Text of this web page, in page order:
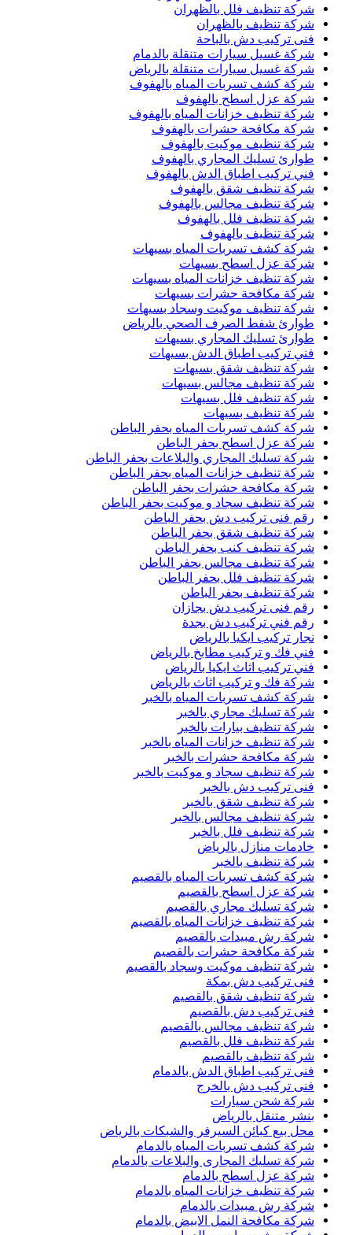
شركة تنظيف فلل بالظهران
شركة تنظيف بالظهران
فنى تركيب دش بالباحة
شركة غسيل سيارات متنقلة بالدمام
شركة غسيل سيارات متنقلة بالرياض
شركة كشف تسربات المياه بالهفوف
شركة عزل اسطح بالهفوف
شركة تنظيف خزانات المياه بالهفوف
شركة مكافحة حشرات بالهفوف
شركة تنظيف موكيت بالهفوف
طوارئ تسليك المجاري بالهفوف
فني تركيب اطباق الدش بالهفوف
شركة تنظيف شقق بالهفوف
شركة تنظيف مجالس بالهفوف
شركة تنظيف فلل بالهفوف
شركة تنظيف بالهفوف
شركة كشف تسربات المياه بسيهات
شركة عزل اسطح بسيهات
شركة تنظيف خزانات المياه بسيهات
شركة مكافحة حشرات بسيهات
شركة تنظيف موكيت وسجاد بسيهات
طوارئ شفط الصرف الصحي بالرياض
طوارئ تسليك المجاري بسيهات
فني تركيب اطباق الدش بسيهات
شركة تنظيف شقق بسيهات
شركة تنظيف مجالس بسيهات
شركة تنظيف فلل بسيهات
شركة تنظيف بسيهات
شركة كشف تسربات المياه بحفر الباطن
شركة عزل اسطح بحفر الباطن
شركة تسليك المجاري والبلاعات بحفر الباطن
شركة تنظيف خزانات المياه بحفر الباطن
شركة مكافحة حشرات بحفر الباطن
شركة تنظيف سجاد و موكيت بحفر الباطن
رقم فنى تركيب دش بحفر الباطن
شركة تنظيف شقق بحفر الباطن
شركة تنظيف كنب بحفر الباطن
شركة تنظيف مجالس بحفر الباطن
شركة تنظيف فلل بحفر الباطن
شركة تنظيف بحفر الباطن
رقم فنى تركيب دش بجازان
رقم فني تركيب دش بجدة
نجار تركيب ايكيا بالرياض
فني فك و تركيب مطابخ بالرياض
فني تركيب اثاث ايكيا بالرياض
شركة فك و تركيب اثاث بالرياض
شركة كشف تسربات المياه بالخبر
شركة تسليك مجاري بالخبر
شركة تنظيف بيارات بالخبر
شركة تنظيف خزانات المياه بالخبر
شركة مكافحة حشرات بالخبر
شركة تنظيف سجاد و موكيت بالخبر
فنى تركيب دش بالخبر
شركة تنظيف شقق بالخبر
شركة تنظيف مجالس بالخبر
شركة تنظيف فلل بالخبر
خادمات منازل بالرياض
شركة تنظيف بالخبر
شركة كشف تسربات المياه بالقصيم
شركة عزل اسطح بالقصيم
شركة تسليك مجاري بالقصيم
شركة تنظيف خزانات المياه بالقصيم
شركة رش مبيدات بالقصيم
شركة مكافحة حشرات بالقصيم
شركة تنظيف موكيت وسجاد بالقصيم
فنى تركيب دش بمكة
شركة تنظيف شقق بالقصيم
فنى تركيب دش بالقصيم
شركة تنظيف مجالس بالقصيم
شركة تنظيف فلل بالقصيم
شركة تنظيف بالقصيم
فنى تركيب اطباق الدش بالدمام
فنى تركيب دش بالخرج
شركة شحن سيارات
بنشر متنقل بالرياض
محل بيع كبائن السيرفر والشبكات بالرياض
شركة كشف تسربات المياه بالدمام
شركة تسليك المجارى والبلاعات بالدمام
شركة عزل اسطح بالدمام
شركة تنظيف خزانات المياه بالدمام
شركة رش مبيدات بالدمام
شركة مكافحة النمل الابيض بالدمام